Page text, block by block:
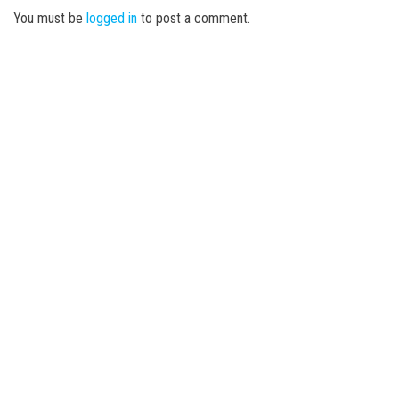
You must be logged in to post a comment.